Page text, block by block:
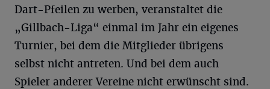
Dart-Pfeilen zu werben, veranstaltet die
„Gillbach-Liga“ einmal im Jahr ein eigenes
Turnier, bei dem die Mitglieder übrigens
selbst nicht antreten. Und bei dem auch
Spieler anderer Vereine nicht erwünscht sind.